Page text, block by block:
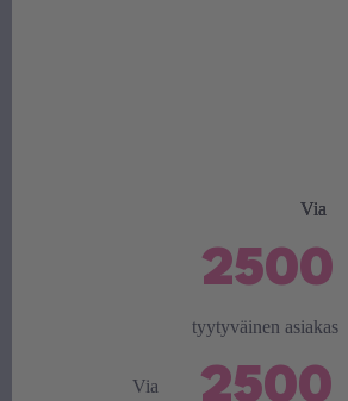
Via
2500
tyytyväinen asiakas
Via 2500